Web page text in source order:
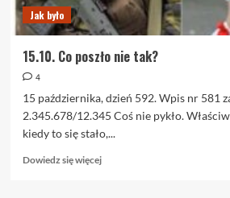
Jak było
15.10. Co poszło nie tak?
4
15 października, dzień 592. Wpis nr 581
2.345.678/12.345 Coś nie pykło.
kiedy to się stało,...
Dowiedz się więcejDowiedz